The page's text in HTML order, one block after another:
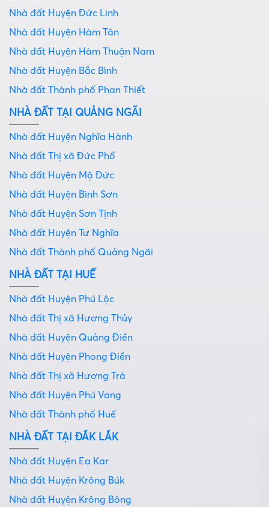
Nhà đất Huyện Đức Linh
Nhà đất Huyện Hàm Tân
Nhà đất Huyện Hàm Thuận Nam
Nhà đất Huyện Bắc Bình
Nhà đất Thành phố Phan Thiết
NHÀ ĐẤT TẠI QUẢNG NGÃI
Nhà đất Huyện Nghĩa Hành
Nhà đất Thị xã Đức Phổ
Nhà đất Huyện Mộ Đức
Nhà đất Huyện Bình Sơn
Nhà đất Huyện Sơn Tịnh
Nhà đất Huyện Tư Nghĩa
Nhà đất Thành phố Quảng Ngãi
NHÀ ĐẤT TẠI HUẾ
Nhà đất Huyện Phú Lộc
Nhà đất Thị xã Hương Thủy
Nhà đất Huyện Quảng Điền
Nhà đất Huyện Phong Điền
Nhà đất Thị xã Hương Trà
Nhà đất Huyện Phú Vang
Nhà đất Thành phố Huế
NHÀ ĐẤT TẠI ĐẮK LẮK
Nhà đất Huyện Ea Kar
Nhà đất Huyện Krông Búk
Nhà đất Huyện Krông Bông